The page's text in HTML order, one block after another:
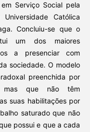
Serviço Social pela
Católica
Concluiu-se que o
um dos maiores
a presenciar com
sociedade. O modelo
preenchida por
mas que não têm
suas habilitações por
saturado que não
possui e que a cada